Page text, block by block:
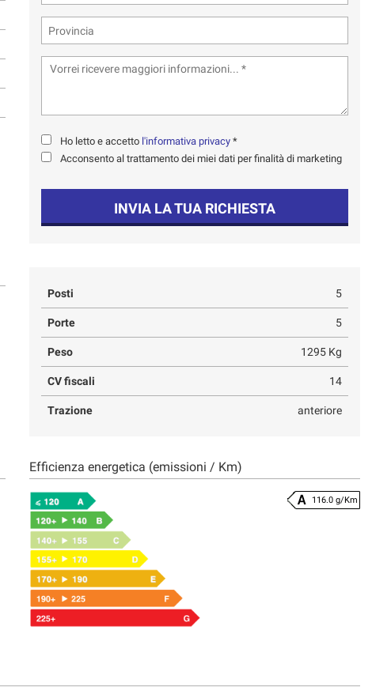
Ho letto e accetto l'informativa privacy *
Acconsento al trattamento dei miei dati per finalità di marketing
INVIA LA TUA RICHIESTA
Posti 5
Porte 5
Peso 1295 Kg
CV fiscali 14
Trazione anteriore
Efficienza energetica (emissioni / Km)
116.0 g/Km